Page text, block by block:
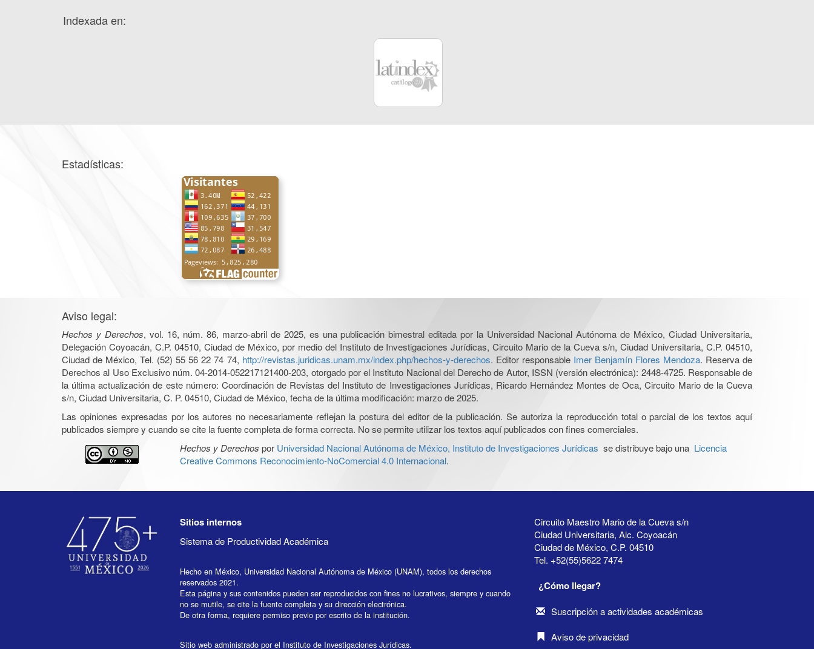
Indexada en:
Estadísticas:
Aviso legal:
Hechos y Derechos, vol. 16, núm. 86, marzo-abril de 2025, es una publicación bimestral editada por la Universidad Nacional Autónoma de México, Ciudad Universitaria,
Delegación Coyoacán, C.P. 04510, Ciudad de México, por medio del Instituto de Investigaciones Jurídicas, Circuito Mario de la Cueva s/n, Ciudad Universitaria, C.P. 04510,
Ciudad de México, Tel. (52) 55 56 22 74 74, http://revistas.juridicas.unam.mx/index.php/hechos-y-derechos. Editor responsable Imer Benjamín Flores Mendoza. Reserva de
Derechos al Uso Exclusivo núm. 04-2014-052217121400-203, otorgado por el Instituto Nacional del Derecho de Autor, ISSN (versión electrónica): 2448-4725. Responsable de
la última actualización de este número: Coordinación de Revistas del Instituto de Investigaciones Jurídicas, Ricardo Hernández Montes de Oca, Circuito Mario de la Cueva
s/n, Ciudad Universitaria, C. P. 04510, Ciudad de México, fecha de la última modificación: marzo de 2025.
Las opiniones expresadas por los autores no necesariamente reflejan la postura del editor de la publicación. Se autoriza la reproducción total o parcial de los textos aquí
publicados siempre y cuando se cite la fuente completa de forma correcta. No se permite utilizar los textos aquí publicados con fines comerciales.
Hechos y Derechos por Universidad Nacional Autónoma de México, Instituto de Investigaciones Jurídicas se distribuye bajo una Licencia
Creative Commons Reconocimiento-NoComercial 4.0 Internacional.
Sitios internos
Sistema de Productividad Académica
Hecho en México, Universidad Nacional Autónoma de México (UNAM), todos los derechos
reservados 2021.
Esta página y sus contenidos pueden ser reproducidos con fines no lucrativos, siempre y cuando
no se mutile, se cite la fuente completa y su dirección electrónica.
De otra forma, requiere permiso previo por escrito de la institución.
Sitio web administrado por el Instituto de Investigaciones Jurídicas.
Circuito Maestro Mario de la Cueva s/n
Ciudad Universitaria, Alc. Coyoacán
Ciudad de México, C.P. 04510
Tel. +52(55)5622 7474
¿Cómo llegar?
Suscripción a actividades académicas
Aviso de privacidad